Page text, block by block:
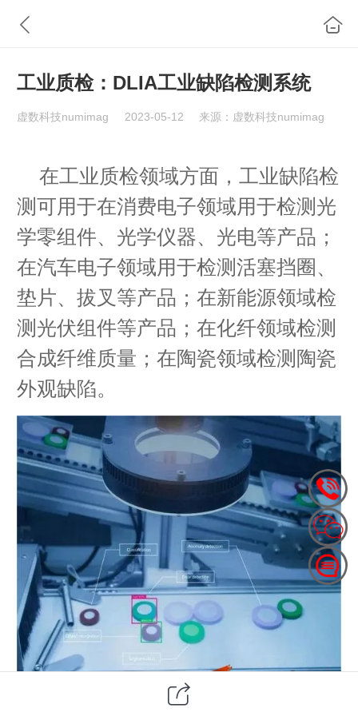
工业质检：DLIA工业缺陷检测系统
虚数科技numimag 2023-05-12 来源：虚数科技numimag
在工业质检领域方面，工业缺陷检
测可用于在消费电子领域用于检测光
学零组件、光学仪器、光电等产品；
在汽车电子领域用于检测活塞挡圈、
垫片、拔叉等产品；在新能源领域检
测光伏组件等产品；在化纤领域检测
合成纤维质量；在陶瓷领域检测陶瓷
外观缺陷。